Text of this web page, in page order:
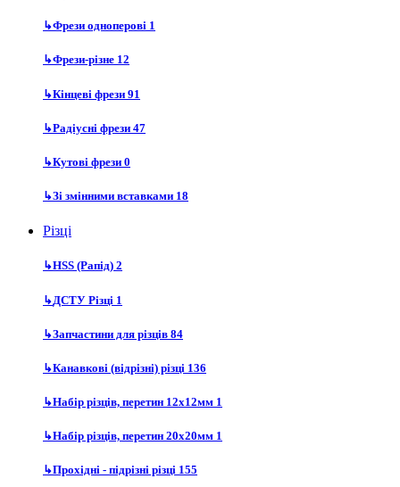
↳Фрези одноперові 1
↳Фрези-різне 12
↳Кінцеві фрези 91
↳Радіусні фрези 47
↳Кутові фрези 0
↳Зі змінними вставками 18
Різці
↳HSS (Рапід) 2
↳ДСТУ Різці 1
↳Запчастини для різців 84
↳Канавкові (відрізні) різці 136
↳Набір різців, перетин 12х12мм 1
↳Набір різців, перетин 20х20мм 1
↳Прохідні - підрізні різці 155